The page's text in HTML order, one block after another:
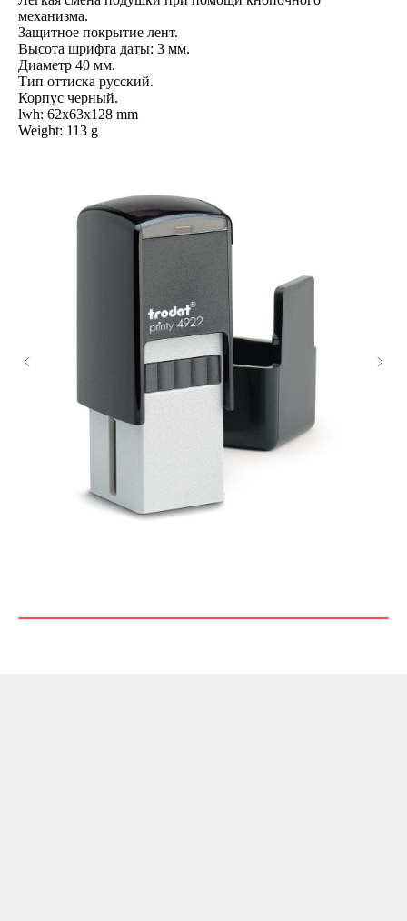
механизма.
Защитное покрытие лент.
Высота шрифта даты: 3 мм.
Диаметр 40 мм.
Тип оттиска русский.
Корпус черный.
lwh: 62x63x128 mm
Weight: 113 g